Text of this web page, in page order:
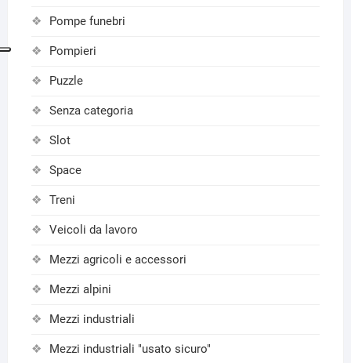
Pompe funebri
Pompieri
Puzzle
Senza categoria
Slot
Space
Treni
Veicoli da lavoro
Mezzi agricoli e accessori
Mezzi alpini
Mezzi industriali
Mezzi industriali "usato sicuro"